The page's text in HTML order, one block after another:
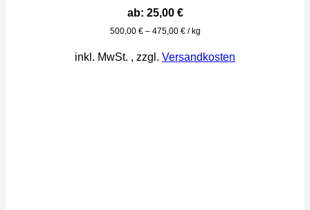
ab: 25,00 €
500,00 €– 475,00 €/kg
inkl. MwSt. , zzgl. Versandkosten